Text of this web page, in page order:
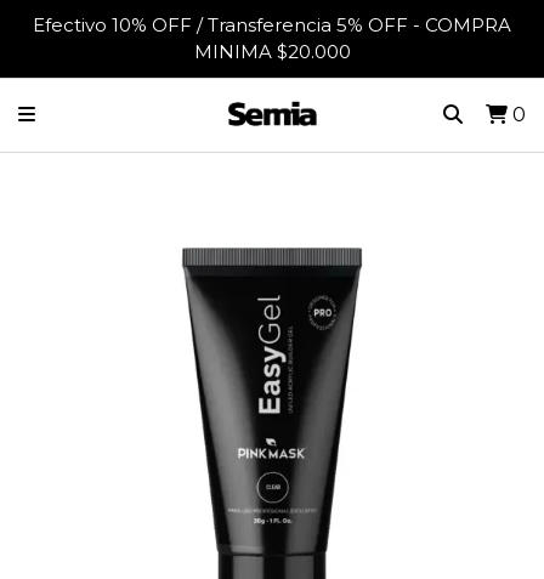
Efectivo 10% OFF / Transferencia 5% OFF - COMPRA
MINIMA $20.000
0